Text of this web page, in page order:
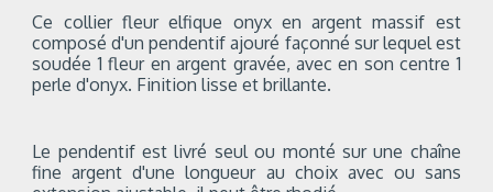
Ce collier fleur elfique onyx en argent massif est
composé d'un pendentif ajouré façonné sur lequel est
soudée 1 fleur en argent gravée, avec en son centre 1
perle d'onyx. Finition lisse et brillante.
Le pendentif est livré seul ou monté sur une chaîne
fine argent d'une longueur au choix avec ou sans